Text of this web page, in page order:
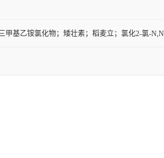
甲基乙铵氯化物；矮壮素；稻麦立；氯化2-氯-